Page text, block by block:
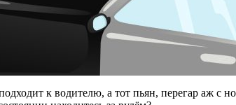
к водителю, а тот пьян, перегар аж с